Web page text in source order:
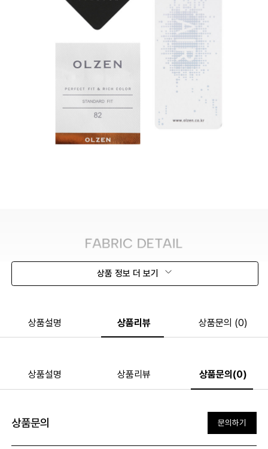
상품 정보 더 보기
상품설명 상품리뷰 상품문의 (0)
상품설명 상품리뷰 상품문의(0)
상품문의 문의하기